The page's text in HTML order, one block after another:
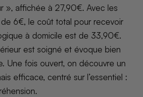
», affichée à 27,90€. Avec les
de 6€, le coût total pour recevoir
à domicile est de 33,90€.
est soigné et évoque bien
Une fois ouvert, on découvre un
efficace, centré sur l’essentiel :